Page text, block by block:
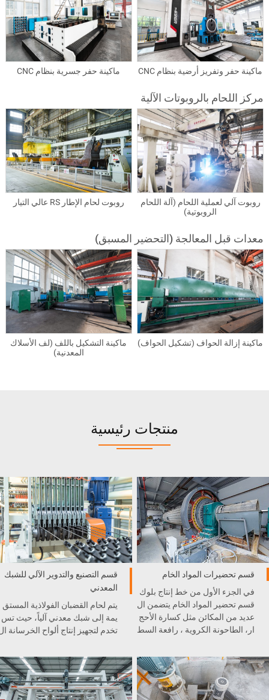
ماكينة حفر وتفريز أرضية بنظام CNC ماكينة حفر جسرية بنظام CNC
مركز اللحام بالروبوتات الآلية
روبوت آلي لعملية اللحام (آلة اللحام
الروبوتية)
روبوت لحام الإطار RS عالي التيار
معدات قبل المعالجة (التحضير المسبق)
ماكينة إزالة الحواف (تشكيل الحواف)
ماكينة التشكيل باللف (لف الأسلاك
المعدنية)
منتجات رئيسية
قسم تحضيرات المواد الخام
في الجزء الأول من خط إنتاج بلوك
قسم تحضير المواد الخام يتضمن ال
عديد من المكائن مثل كسارة الأحج
ار، الطاحونة الكروية ، رافعة السط
ممتاز في خط الإنتاج .
قسم التصنيع والتدوير الآلي للشبك
المعدني
يتم لحام القضبان الفولاذية المستق
يمة إلى شبك معدني آلياً، حيث تس
تخدم لتجهيز إنتاج ألواح الخرسانة